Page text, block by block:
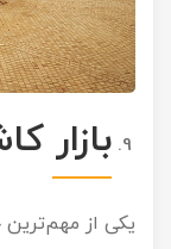
بازار
یکی از